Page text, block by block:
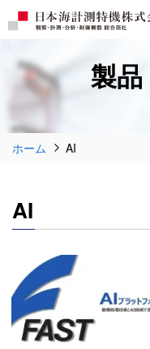
製
ホーム AI
AI